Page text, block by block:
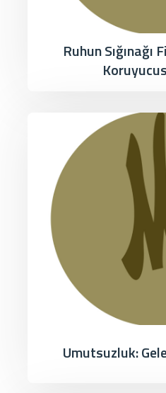
Ruhun Sığınağı
Umutsuzluk: